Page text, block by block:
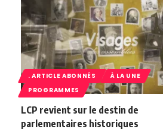
. ARTICLE ABONNÉS
À LA UNE
PROGRAMMES
LCP revient sur le destin de
parlementaires historiques